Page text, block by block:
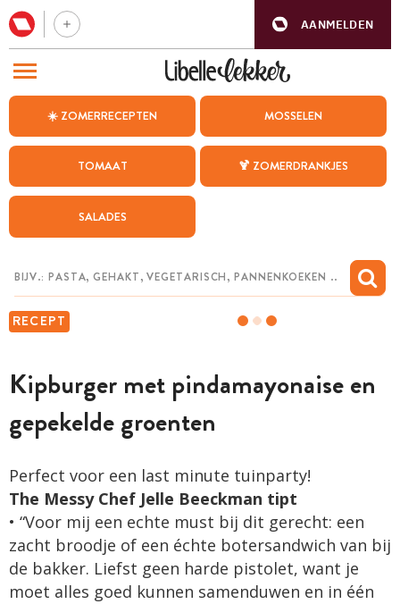
AANMELDEN
☀️ ZOMERRECEPTEN MOSSELEN
TOMAAT 🍹 ZOMERDRANKJES
SALADES
RECEPT
Kipburger met pindamayonaise en
gepekelde groenten
Perfect voor een last minute tuinparty!
The Messy Chef Jelle Beeckman tipt
• “Voor mij een echte must bij dit gerecht: een
zacht broodje of een échte botersandwich van bij
de bakker. Liefst geen harde pistolet, want je
moet alles goed kunnen samenduwen en in één
BEZOEK ONZE ANDERE WEBSITES
WEEKMENU
CHAT MET MAIA
MIJN BEWAARDE RECEPTEN